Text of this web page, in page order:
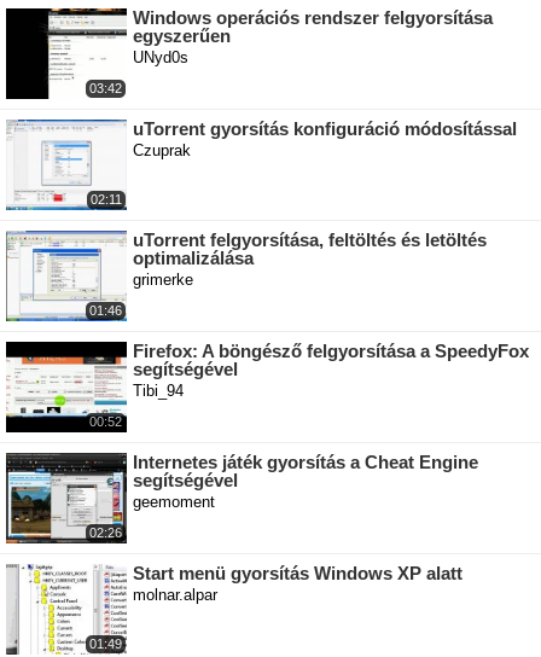
03:42
Windows operációs rendszer felgyorsítása
egyszerűen
UNyd0s
02:11
uTorrent gyorsítás konfiguráció módosítással
Czuprak
01:46
uTorrent felgyorsítása, feltöltés és letöltés
optimalizálása
grimerke
00:52
Firefox: A böngésző felgyorsítása a SpeedyFox
segítségével
Tibi_94
02:26
Internetes játék gyorsítás a Cheat Engine
segítségével
geemoment
01:49
Start menü gyorsítás Windows XP alatt
molnar.alpar